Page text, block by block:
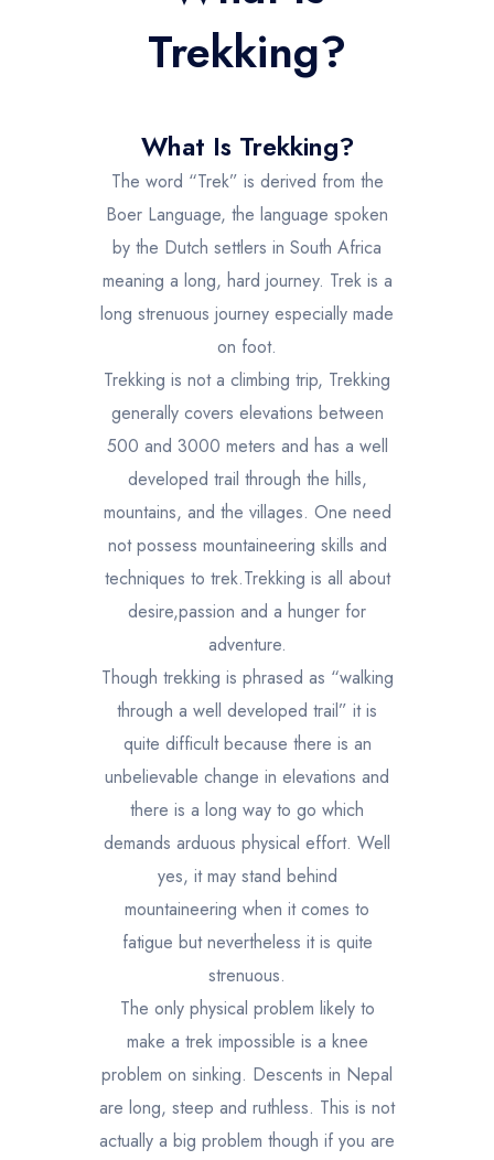
Trekking?
What Is Trekking?
The word “Trek” is derived from the
Boer Language, the language spoken
by the Dutch settlers in South Africa
meaning a long, hard journey. Trek is a
long strenuous journey especially made
on foot.
Trekking is not a climbing trip, Trekking
generally covers elevations between
500 and 3000 meters and has a well
developed trail through the hills,
mountains, and the villages. One need
not possess mountaineering skills and
techniques to trek.Trekking is all about
desire,passion and a hunger for
adventure.
Though trekking is phrased as “walking
through a well developed trail” it is
quite difficult because there is an
unbelievable change in elevations and
there is a long way to go which
demands arduous physical effort. Well
yes, it may stand behind
mountaineering when it comes to
fatigue but nevertheless it is quite
strenuous.
The only physical problem likely to
make a trek impossible is a knee
problem on sinking. Descents in Nepal
are long, steep and ruthless. This is not
actually a big problem though if you are